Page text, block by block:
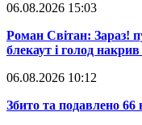
06.08.2026 15:03
​Роман Світан: Зараз!
блекаут і голод
06.08.2026 10:12
​Збито та подавлено